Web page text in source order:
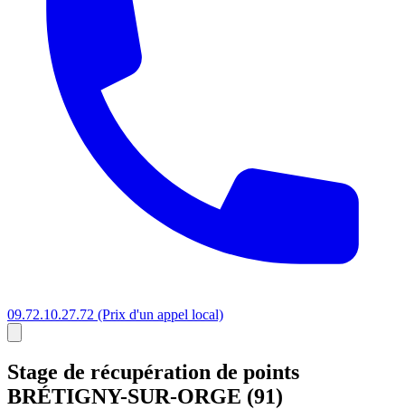
09.72.10.27.72 (Prix d'un appel local)
Stage de récupération de points
BRÉTIGNY-SUR-ORGE (91)